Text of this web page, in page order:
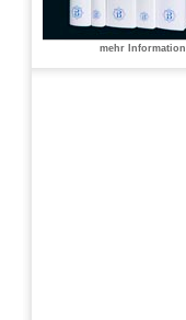
mehr Information